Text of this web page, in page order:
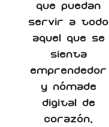
que puedan
servir a todo
aquel que se
sienta
emprendedor
y nómade
digital de
corazón.